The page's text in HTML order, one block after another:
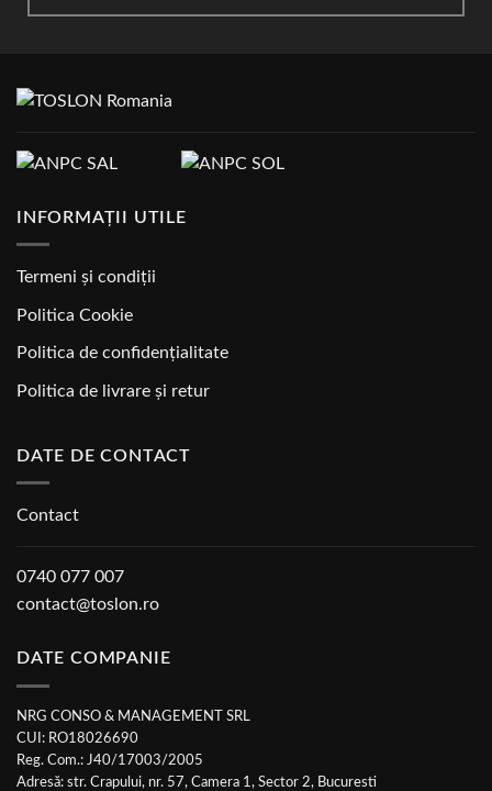
a
este:
INFORMAȚII UTILE
Termeni și condiții
Politica Cookie
Politica de confidențialitate
Politica de livrare și retur
DATE DE CONTACT
Contact
0740 077 007
contact@toslon.ro
DATE COMPANIE
NRG CONSO & MANAGEMENT SRL
CUI: RO18026690
Reg. Com.: J40/17003/2005
Adresă: str. Crapului, nr. 57, Camera 1, Sector 2, Bucuresti